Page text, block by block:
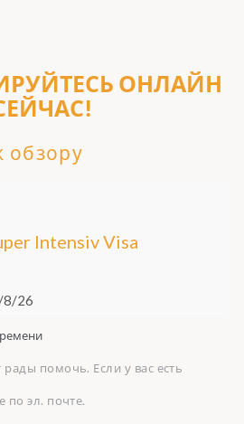
ОНЛАЙН
обзору
помочь. Если у вас есть
по эл. почте.